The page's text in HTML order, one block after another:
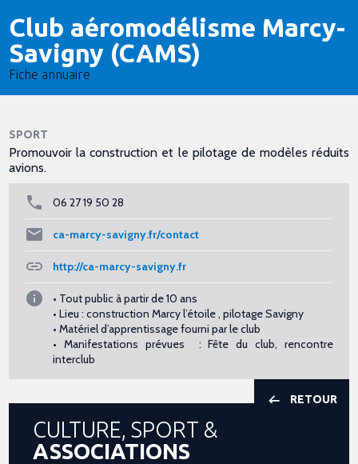
Club aéromodélisme Marcy-
Savigny (CAMS)
Fiche annuaire
SPORT
Promouvoir la construction et le pilotage de modèles réduits
avions.
06 27 19 50 28
ca-marcy-savigny.fr/contact
http://ca-marcy-savigny.fr
• Tout public à partir de 10 ans
• Lieu : construction Marcy l’étoile , pilotage Savigny
• Matériel d’apprentissage fourni par le club
• Manifestations prévues : Fête du club, rencontre
interclub
RETOUR
CULTURE, SPORT &
ASSOCIATIONS